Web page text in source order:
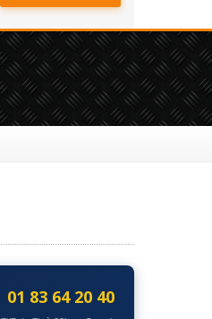
01 83 64 20 40